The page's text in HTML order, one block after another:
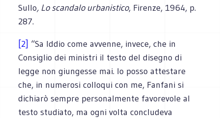
Sullo, Lo scandalo urbanistico, Firenze, 1964, p.
287.
[2] “Sa Iddio come avvenne, invece, che in
Consiglio dei ministri il testo del disegno di
legge non giungesse mai. Io posso attestare
che, in numerosi colloqui con me, Fanfani si
dichiarò sempre personalmente favorevole al
testo studiato, ma ogni volta concludeva